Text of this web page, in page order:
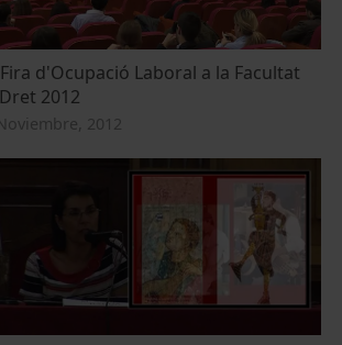
d'Ocupació Laboral a la Facultat
2012
2012